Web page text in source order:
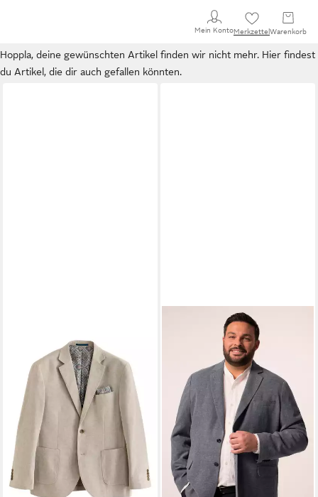
Mein KontoMerkzettel Warenkorb
Hoppla, deine gewünschten Artikel finden wir nicht mehr. Hier findest
du Artikel, die dir auch gefallen könnten.